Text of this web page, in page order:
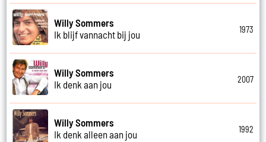
Willy Sommers
Ik blijf vannacht bij jou
1973
Willy Sommers
Ik denk aan jou
2007
Willy Sommers
Ik denk alleen aan jou
1992